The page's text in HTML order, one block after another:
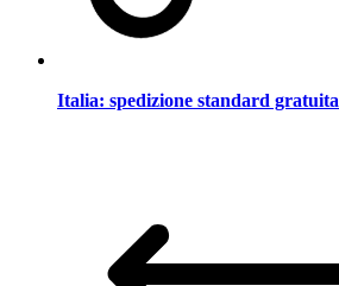
Italia: spedizione standard gratuita